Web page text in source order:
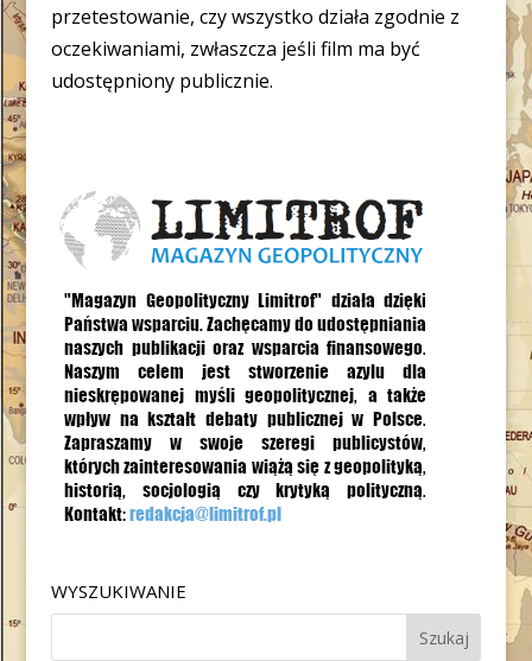
przetestowanie, czy wszystko działa zgodnie z
oczekiwaniami, zwłaszcza jeśli film ma być
udostępniony publicznie.
WYSZUKIWANIE